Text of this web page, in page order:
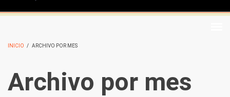
INICIO / ARCHIVO POR MES
Archivo por mes